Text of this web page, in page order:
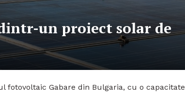
un proiect solar de
fotovoltaic Gabare din Bulgaria, cu o capacitate